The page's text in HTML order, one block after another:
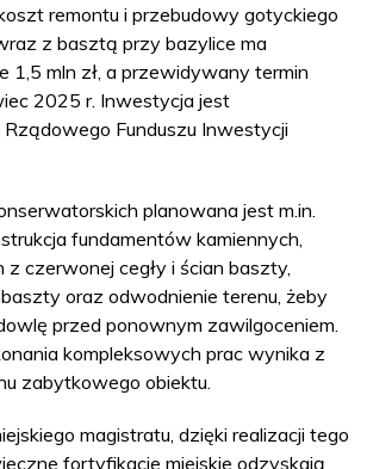
remontu i przebudowy gotyckiego
z basztą przy bazylice ma
1,5 mln zł, a przewidywany termin
2025 r. Inwestycja jest
Funduszu Inwestycji
planowana jest m.in.
fundamentów kamiennych,
czerwonej cegły i ścian baszty,
oraz odwodnienie terenu, żeby
przed ponownym zawilgoceniem.
kompleksowych prac wynika z
zabytkowego obiektu.
magistratu, dzięki realizacji tego
fortyfikacje miejskie odzyskają